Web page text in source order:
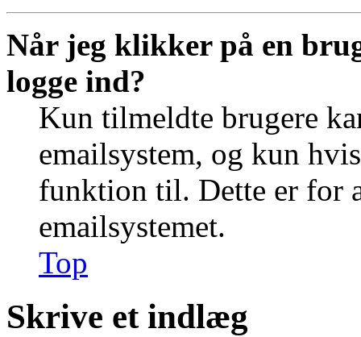
Når jeg klikker på en
logge ind?
Kun tilmeldte brugere
emailsystem, og kun
funktion til. Dette er for
emailsystemet.
Top
Skrive et indlæg